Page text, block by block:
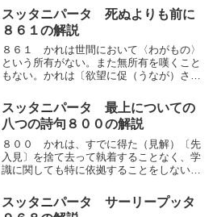
（ひがん）に至るであろう。ピンギヤ
よ。」「ヴァッカリやバドラーヴダやアー
ラヴィ・ゴータ...
スッタニパータ 死ぬよりも前に
８６１の解説
８６１ かれは世間において〈わがもの〉
という所有がない。また無所有を嘆くこと
もない。かれは〔欲望に促（うなが）され
もない。かれは実に〈平安なる者〉と呼ば
れる。」かれは自らの人間的思考の運動
（快⇔不快）を...
スッタニパータ 最上についての
八つの詩句８００の解説
８００ かれは、すでに得た（見解）〔先
入見〕を捨て去って執着することなく、学
識に関しても特に依拠することをしない。
るが、かれは実に党派に盲従（分別なく人
の言うがままに従うこと）せずいかなる見
スッタニパータ サーリープッタ